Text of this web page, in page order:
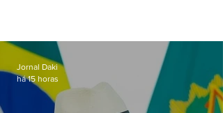
Jornal Daki
há 15 horas